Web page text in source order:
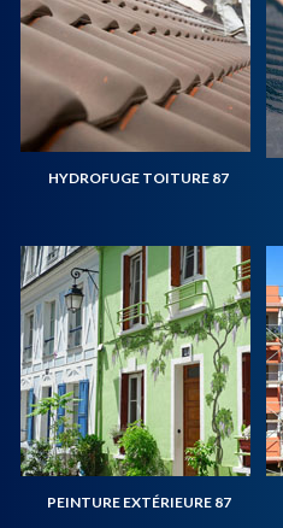
HYDROFUGE TOITURE 87
PEINTURE EXTÉRIEURE 87